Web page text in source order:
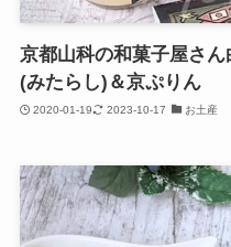
京都山科の和菓子屋さ
(みたらし)＆京ぷりん
2020-01-19 2023-10-17 お土産